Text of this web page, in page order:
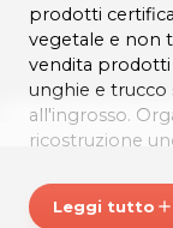
prodotti
vegetale e non
vendita
unghie e trucco
all'ingrosso.
ricostruzione
Servizi principali
Leggi tutto add